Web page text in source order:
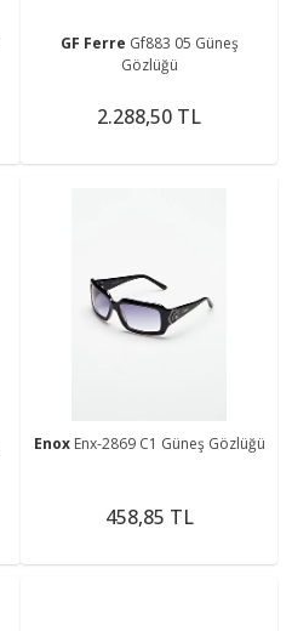
GF Ferre Gf883 05 Güneş
Gözlüğü
2.288,50 TL
Enox Enx-2869 C1 Güneş Gözlüğü
458,85 TL